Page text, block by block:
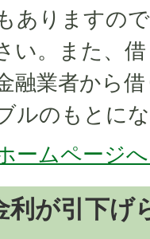
ありますの
い。また、
融業者から
ルのもとに
ームページ
利が引下げ